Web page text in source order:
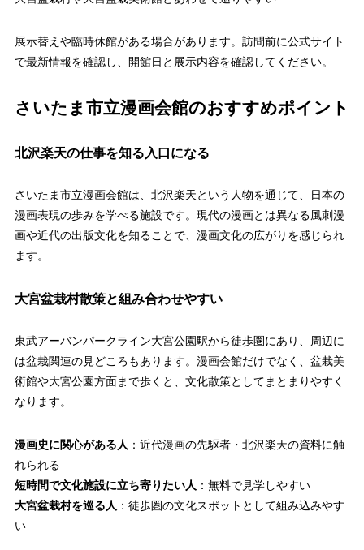
展示替えや臨時休館がある場合があります。訪問前に公式サイト
で最新情報を確認し、開館日と展示内容を確認してください。
さいたま市立漫画会館のおすすめポイント
北沢楽天の仕事を知る入口になる
さいたま市立漫画会館は、北沢楽天という人物を通じて、日本の
漫画表現の歩みを学べる施設です。現代の漫画とは異なる風刺漫
画や近代の出版文化を知ることで、漫画文化の広がりを感じられ
ます。
大宮盆栽村散策と組み合わせやすい
東武アーバンパークライン大宮公園駅から徒歩圏にあり、周辺に
は盆栽関連の見どころもあります。漫画会館だけでなく、盆栽美
術館や大宮公園方面まで歩くと、文化散策としてまとまりやすく
なります。
漫画史に関心がある人 ：近代漫画の先駆者・北沢楽天の資料に触
れられる
短時間で文化施設に立ち寄りたい人 ：無料で見学しやすい
大宮盆栽村を巡る人 ：徒歩圏の文化スポットとして組み込みやす
い